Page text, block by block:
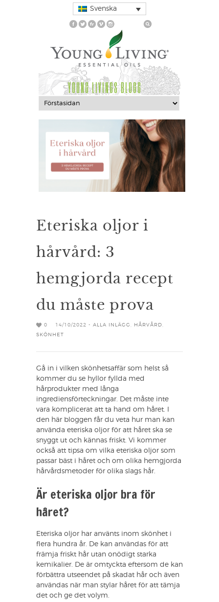
Svenska
YOUNG LIVINGS BLOGG
Eteriska oljor i
hårvård: 3
hemgjorda recept
du måste prova
0 14/10/2022 - ALLA INLÄGG HÅRVÅRD
SKÖNHET
Gå in i vilken skönhetsaffär som helst så
kommer du se hyllor fyllda med
hårprodukter med långa
ingrediensförteckningar. Det måste inte
vara komplicerat att ta hand om håret. I
den här bloggen får du veta hur man kan
använda eteriska oljor för att håret ska se
snyggt ut och kännas friskt. Vi kommer
också att tipsa om vilka eteriska oljor som
passar bäst i håret och om olika hemgjorda
hårvårdsmetoder för olika slags hår.
Är eteriska oljor bra för
håret?
Eteriska oljor har använts inom skönhet i
flera hundra år. De kan användas för att
främja friskt hår utan onödigt starka
kemikalier. De är omtyckta eftersom de kan
förbättra utseendet på skadat hår och även
användas när man stylar håret för att tämja
det och ge det volym.